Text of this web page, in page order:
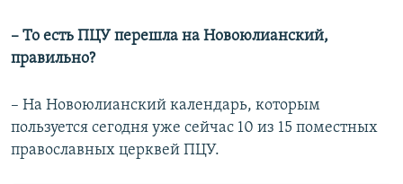
– То есть ПЦУ перешла на Новоюлианский,
правильно?
– На Новоюлианский календарь, которым
пользуется сегодня уже сейчас 10 из 15 поместных
православных церквей ПЦУ.